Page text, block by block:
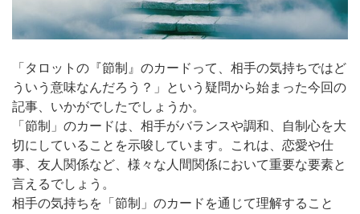
「タロットの『節制』のカードって、相手の気持ちではど
ういう意味なんだろう？」という疑問から始まった今回の
記事、いかがでしたでしょうか。
「節制」のカードは、相手がバランスや調和、自制心を大
切にしていることを示唆しています。これは、恋愛や仕
事、友人関係など、様々な人間関係において重要な要素と
言えるでしょう。
相手の気持ちを「節制」のカードを通じて理解すること